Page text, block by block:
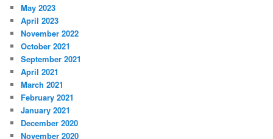
May 2023
April 2023
November 2022
October 2021
September 2021
April 2021
March 2021
February 2021
January 2021
December 2020
November 2020